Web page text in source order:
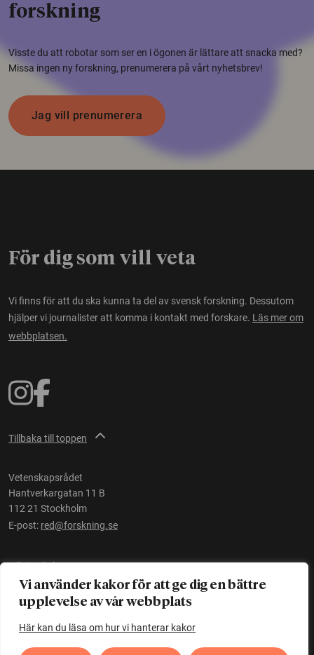
Vi använder kakor för att ge dig en bättre
upplevelse av vår webbplats
Här kan du läsa om hur vi hanterar kakor
forskning
Visste du att robotar som ser en i ögonen är lättare att snacka med?
Missa ingen ny forskning, prenumerera på vårt nyhetsbrev!
Jag vill prenumerera
För dig som vill veta
Vi finns för att du ska kunna ta del av svensk forskning. Dessutom
hjälper vi journalister att komma i kontakt med forskare. Läs mer om
webbplatsen.
Tillbaka till toppen
Vetenskapsrådet
Hantverkargatan 11 B
112 21 Stockholm
E-post: red@forskning.se
Tillgänglighet
Ett initiativ avVetenskapsrådet